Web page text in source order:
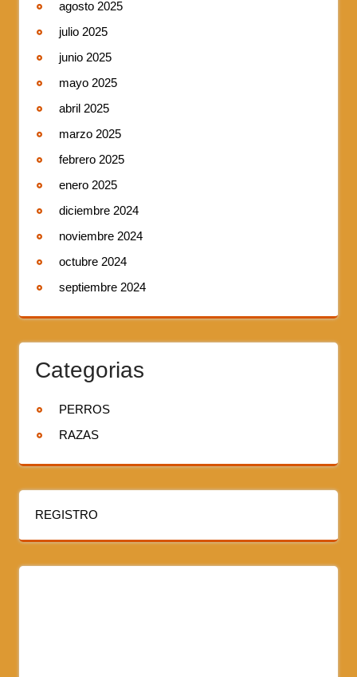
agosto 2025
julio 2025
junio 2025
mayo 2025
abril 2025
marzo 2025
febrero 2025
enero 2025
diciembre 2024
noviembre 2024
octubre 2024
septiembre 2024
Categorias
PERROS
RAZAS
REGISTRO